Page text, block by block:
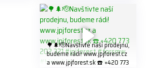
K8W5t7i6o ☎️ +420 773 202
321 #jpjforest #forsmw
#firewood #
🌳🌲🫡Navštivte naší prodejnu,
budeme rádi! www.jpjforest.cz
a www.jpjforest.sk ☎️ +420 773